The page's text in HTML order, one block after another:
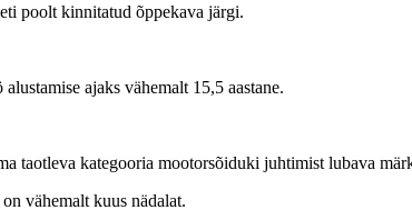
poolt kinnitatud õppekava järgi.
ajaks vähemalt 15,5 aastane.
taotleva kategooria mootorsõiduki juhtimist lubava
vähemalt kuus nädalat.